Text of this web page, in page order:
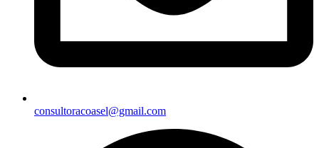
consultoracoasel@gmail.com